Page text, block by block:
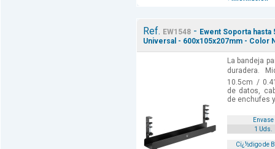
Ref. EW1548 - Ewent Soporta
Universal - 600x105x207mm - Color
La bandeja
duradera.
10.5cm /
de datos,
de enchufes
Envase
1 Uds.
Cï¿½digo de